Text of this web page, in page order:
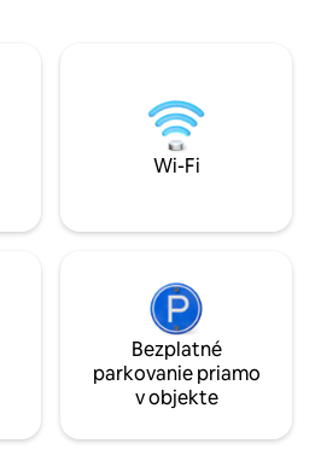
fľašou
opätovné
síl.
poškodené tam,
vnútri je otvorená
priestory na
Wi-Fi
Bezplatné
parkovanie priamo
v objekte